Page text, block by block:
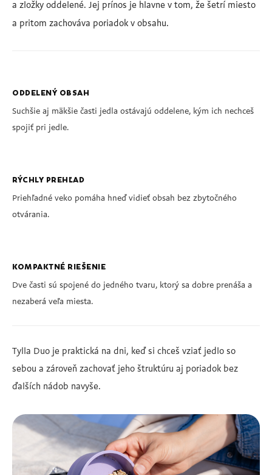
a zložky oddelené. Jej prínos je hlavne v tom, že šetrí miesto
a pritom zachováva poriadok v obsahu.
ODDELENÝ OBSAH
Suchšie aj mäkšie časti jedla ostávajú oddelene, kým ich nechceš
spojiť pri jedle.
RÝCHLY PREHĽAD
Priehľadné veko pomáha hneď vidieť obsah bez zbytočného
otvárania.
KOMPAKTNÉ RIEŠENIE
Dve časti sú spojené do jedného tvaru, ktorý sa dobre prenáša a
nezaberá veľa miesta.
Tylla Duo je praktická na dni, keď si chceš vziať jedlo so
sebou a zároveň zachovať jeho štruktúru aj poriadok bez
ďalších nádob navyše.